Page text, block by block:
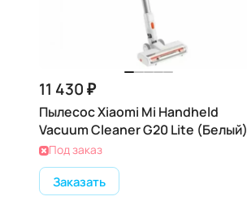
11 430 ₽
Пылесос Xiaomi Mi Handheld
Vacuum Cleaner G20 Lite (Белый)
Под заказ
Заказать